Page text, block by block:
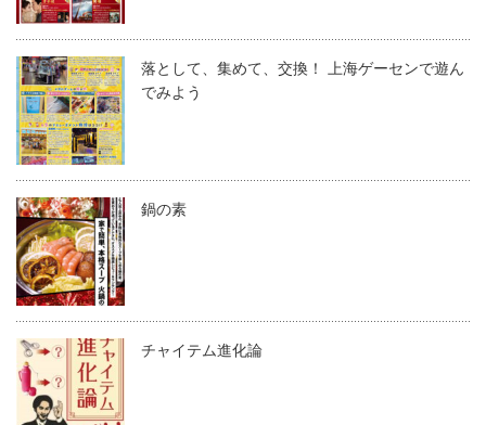
落として、集めて、交換！ 上海ゲーセンで遊ん
でみよう
鍋の素
チャイテム進化論